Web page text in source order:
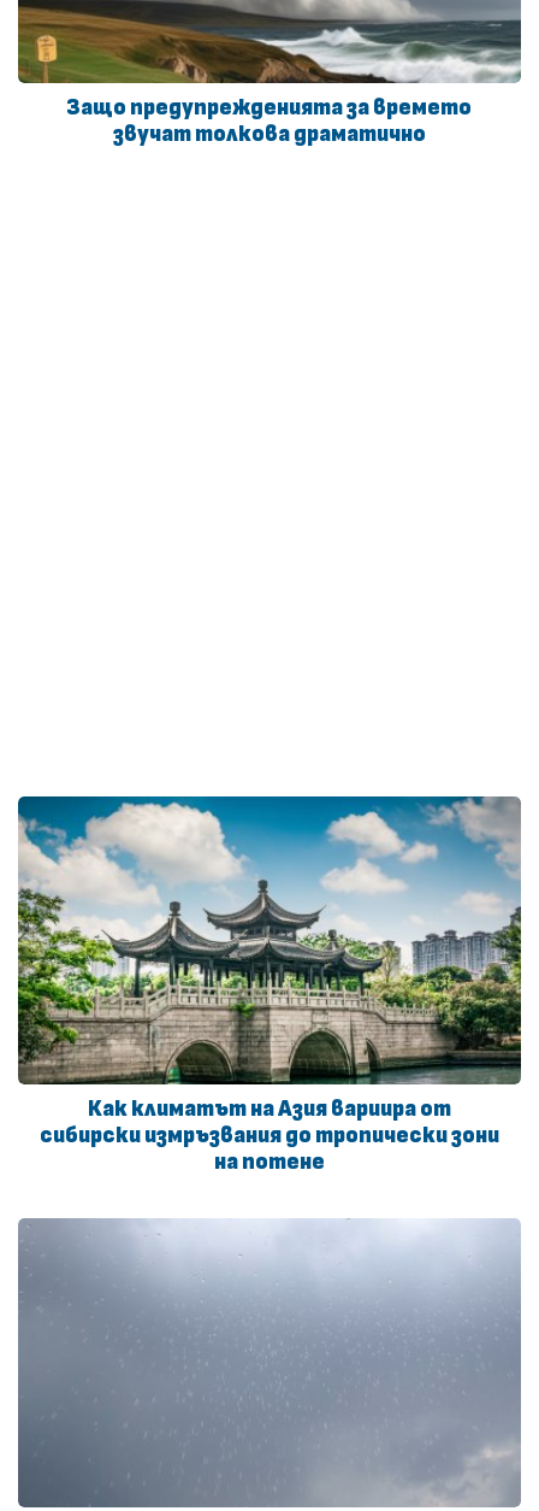
Защо предупрежденията за времето
звучат толкова драматично
Как климатът на Азия вариира от
сибирски измръзвания до тропически зони
на потене